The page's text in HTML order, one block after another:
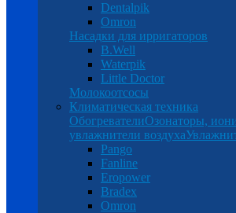
Dentalpik
Omron
Насадки для ирригаторов
B.Well
Waterpik
Little Doctor
Молокоотсосы
Климатическая техника
ОбогревателиОзонаторы,
увлажнители воздуха
Pango
Fanline
Eropower
Bradex
Omron